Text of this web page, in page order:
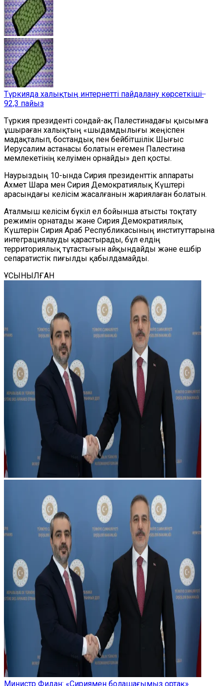
Түркияда халықтың интернетті пайдалану көрсеткіші ̶
92,3 пайыз
Түркия президенті сондай-ақ Палестинадағы қысымға
ұшыраған халықтың «шыдамдылығы жеңіспен
мадақталып, бостандық пен бейбітшілік Шығыс
Иерусалим астанасы болатын егемен Палестина
мемлекетінің келуімен орнайды» деп қосты.
Наурыздың 10-ында Сирия президенттік аппараты
Ахмет Шара мен Сирия Демократиялық Күштері
арасындағы келісім жасалғанын жариялаған болатын.
Аталмыш келісім бүкіл ел бойынша атысты тоқтату
режимін орнатады және Сирия Демократиялық
Күштерін Сирия Араб Республикасының институттарына
интеграциялауды қарастырады, бұл елдің
территориялық тұтастығын айқындайды және ешбір
сепаратистік пиғылды қабылдамайды.
ҰСЫНЫЛҒАН
Министр Фидан: «Сириямен болашағымыз ортақ»